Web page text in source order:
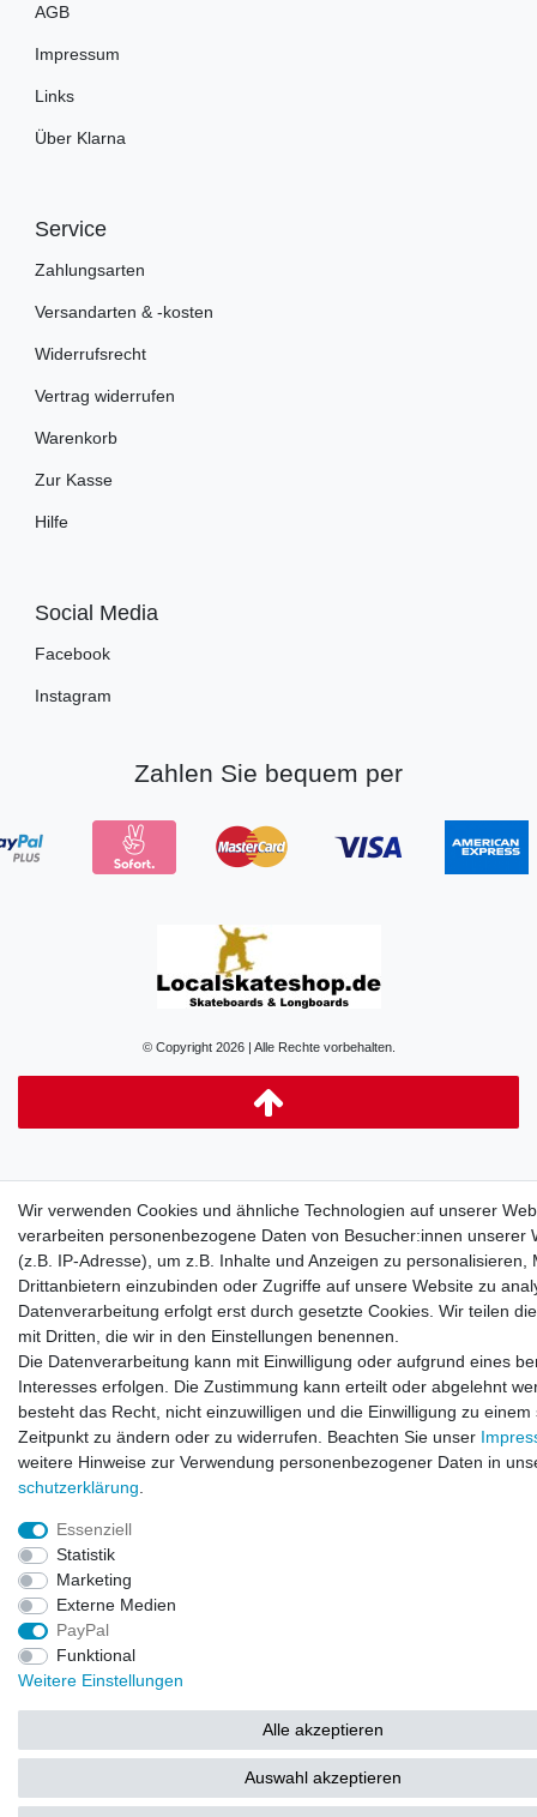
AGB
Impressum
Links
Über Klarna
Service
Zahlungsarten
Versandarten & -kosten
Widerrufsrecht
Vertrag widerrufen
Warenkorb
Zur Kasse
Hilfe
Social Media
Facebook
Instagram
Zahlen Sie bequem per
© Copyright 2026 | Alle Rechte vorbehalten.
Wir verwenden Cookies und ähnliche Technologien auf unserer
verarbeiten personenbezogene Daten von Besucher:innen unserer
(z.B. IP-Adresse), um z.B. Inhalte und Anzeigen zu personalisieren,
Drittanbietern einzubinden oder Zugriffe auf unsere Website zu
Datenverarbeitung erfolgt erst durch gesetzte Cookies. Wir teilen
mit Dritten, die wir in den Einstellungen benennen.
Die Datenverarbeitung kann mit Einwilligung oder aufgrund eines
Interesses erfolgen. Die Zustimmung kann erteilt oder abgelehnt
besteht das Recht, nicht einzuwilligen und die Einwilligung zu einem
Zeitpunkt zu ändern oder zu widerrufen. Beachten Sie unser
weitere Hinweise zur Verwendung personenbezogener Daten in
schutz­erklärung
Essenziell
Statistik
Marketing
Externe Medien
PayPal
Funktional
Weitere Einstellungen
Alle akzeptieren
Auswahl akzeptieren